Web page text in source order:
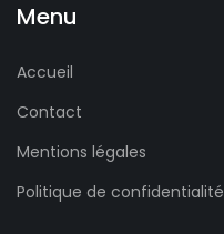
Menu
Accueil
Contact
Mentions légales
Politique de confidentialité